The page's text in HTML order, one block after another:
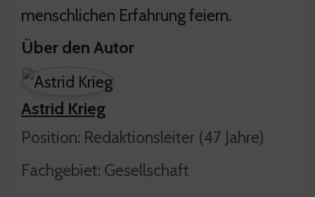
menschlichen Erfahrung feiern.
Über den Autor
Astrid Krieg
Position: Redaktionsleiter (47 Jahre)
Fachgebiet: Gesellschaft